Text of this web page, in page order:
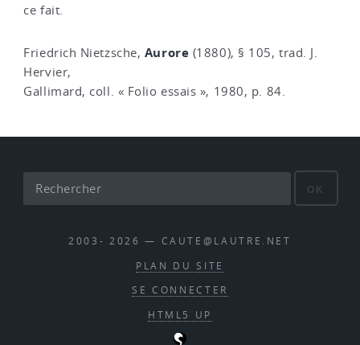
ce fait.
Friedrich Nietzsche, Aurore (1880), § 105, trad. J.
Hervier,
Gallimard, coll. « Folio essais », 1980, p. 84.
OK
2003- 2026 — CAUTE@LAUTRE.NET
PLAN DU SITE
SE CONNECTER
HTML5 UP